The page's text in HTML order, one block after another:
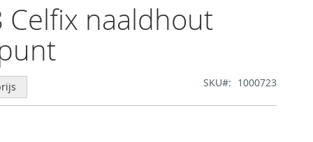
Celfix naaldhout
SKU 1000723